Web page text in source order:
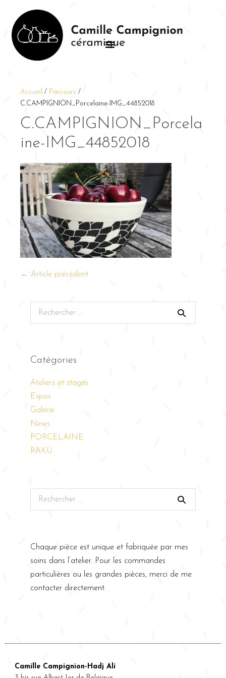
Accueil / Parcours /
C.CAMPIGNION_Porcelaine-IMG_44852018
C.CAMPIGNION_Porcela
ine-IMG_44852018
← Article précédent
Catégories
Ateliers et stages
Expos
Galerie
News
PORCELAINE
RAKU
Chaque pièce est unique et fabriquée par mes
soins dans l’atelier. Pour les commandes
particulières ou les grandes pièces, merci de me
contacter directement.
Camille Campignion-Hadj Ali